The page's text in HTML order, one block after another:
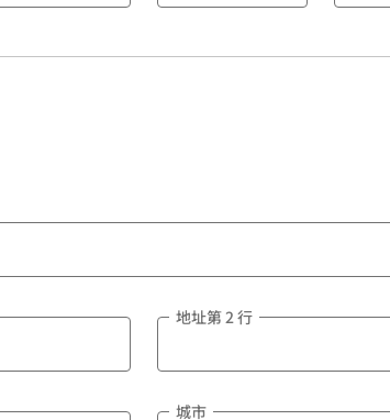
地址第 2 行
城市